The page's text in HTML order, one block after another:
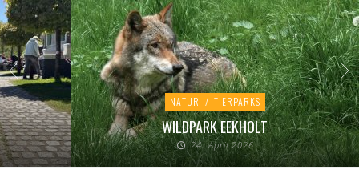
NATUR / TIERPARKS
WILDPARK EEKHOLT
24. April 2026